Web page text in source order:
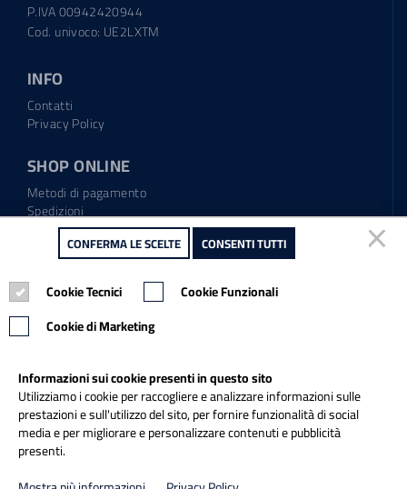
P.IVA 00942420944
Cod. univoco: UE2LXTM
INFO
Contatti
Privacy Policy
SHOP ONLINE
Metodi di pagamento
Spedizioni
Regolamento garanzia
Diritto di recesso
Tel.: 0865.904373
Email:info@italiapulitasrl.it
CONFERMA LE SCELTE CONSENTI TUTTI
Cookie Tecnici
Cookie Funzionali
Cookie di Marketing
Informazioni sui cookie presenti in questo sito
Utilizziamo i cookie per raccogliere e analizzare informazioni sulle
prestazioni e sull'utilizzo del sito, per fornire funzionalità di social
media e per migliorare e personalizzare contenuti e pubblicità
presenti.
CONFERMA LE SCELTE CONSENTI TUTTI
Cookie Tecnici
Cookie Funzionali
Cookie di Marketing
Informazioni sui cookie presenti in questo sito
Utilizziamo i cookie per raccogliere e analizzare informazioni sulle
prestazioni e sull'utilizzo del sito, per fornire funzionalità di social
media e per migliorare e personalizzare contenuti e pubblicità
presenti.